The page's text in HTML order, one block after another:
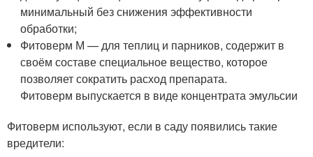
минимальный без снижения эффективности
обработки;
Фитоверм М — для теплиц и парников, содержит в
своём составе специальное вещество, которое
позволяет сократить расход препарата.
Фитоверм выпускается в виде концентрата эмульсии
Фитоверм используют, если в саду появились такие
вредители: